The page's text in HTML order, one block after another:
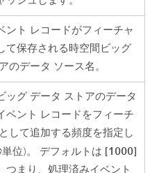
ント レコードがフィーチャ
て保存される時空間ビッグ
のデータ ソース名。
ッグ データ ストアのデータ
ベント レコードをフィーチ
して追加する頻度を指定し
位)。 デフォルトは [1000]
つまり、処理済みイベント